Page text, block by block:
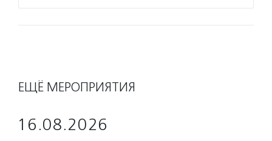
ЕЩЁ МЕРОПРИЯТИЯ
16.08.2026